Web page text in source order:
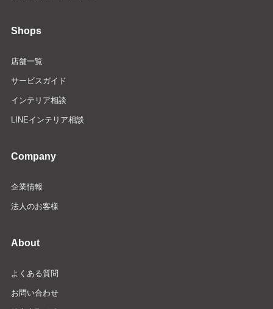
Shops
店舗一覧
サービスガイド
インテリア相談
LINEインテリア相談
Company
企業情報
法人のお客様
About
よくある質問
お問い合わせ